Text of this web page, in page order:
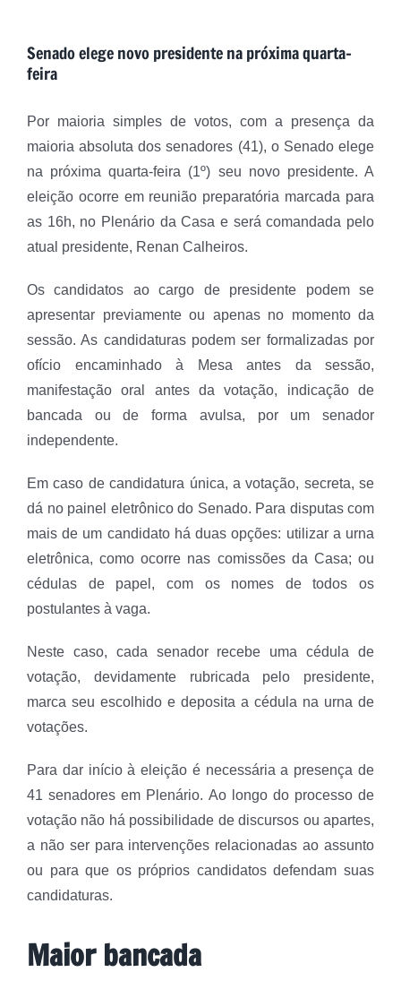
Senado elege novo presidente na próxima quarta-
feira
Por maioria simples de votos, com a presença da
maioria absoluta dos senadores (41), o Senado elege
na próxima quarta-feira (1º) seu novo presidente. A
eleição ocorre em reunião preparatória marcada para
as 16h, no Plenário da Casa e será comandada pelo
atual presidente, Renan Calheiros.
Os candidatos ao cargo de presidente podem se
apresentar previamente ou apenas no momento da
sessão. As candidaturas podem ser formalizadas por
ofício encaminhado à Mesa antes da sessão,
manifestação oral antes da votação, indicação de
bancada ou de forma avulsa, por um senador
independente.
Em caso de candidatura única, a votação, secreta, se
dá no painel eletrônico do Senado. Para disputas com
mais de um candidato há duas opções: utilizar a urna
eletrônica, como ocorre nas comissões da Casa; ou
cédulas de papel, com os nomes de todos os
postulantes à vaga.
Neste caso, cada senador recebe uma cédula de
votação, devidamente rubricada pelo presidente,
marca seu escolhido e deposita a cédula na urna de
votações.
Para dar início à eleição é necessária a presença de
41 senadores em Plenário. Ao longo do processo de
votação não há possibilidade de discursos ou apartes,
a não ser para intervenções relacionadas ao assunto
ou para que os próprios candidatos defendam suas
candidaturas.
Maior bancada